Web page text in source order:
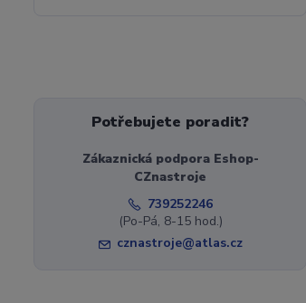
Potřebujete poradit?
Zákaznická podpora Eshop-
CZnastroje
739252246
(Po-Pá, 8-15 hod.)
cznastroje@atlas.cz